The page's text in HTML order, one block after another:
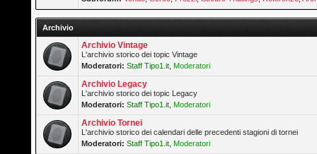
Archivio
Archivio Vintage
L'archivio storico dei topic Vintage
Moderatori: Staff Tipo1.it Moderatori
Archivio Legacy
L'archivio storico dei topic Legacy
Moderatori: Staff Tipo1.it Moderatori
Archivio Tornei
L'archivio storico dei calendari delle precedenti stagioni di tornei
Moderatori: Staff Tipo1.it Moderatori